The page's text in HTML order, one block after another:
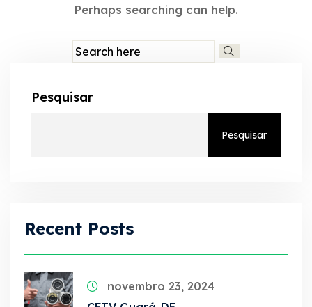
Perhaps searching can help.
Pesquisar
Pesquisar
Recent Posts
novembro 23, 2024